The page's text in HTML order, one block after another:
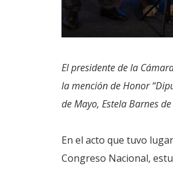
El presidente de la
la mención de Honor
de Mayo, Estela Barnes
En el acto que tuvo
Congreso Nacional,